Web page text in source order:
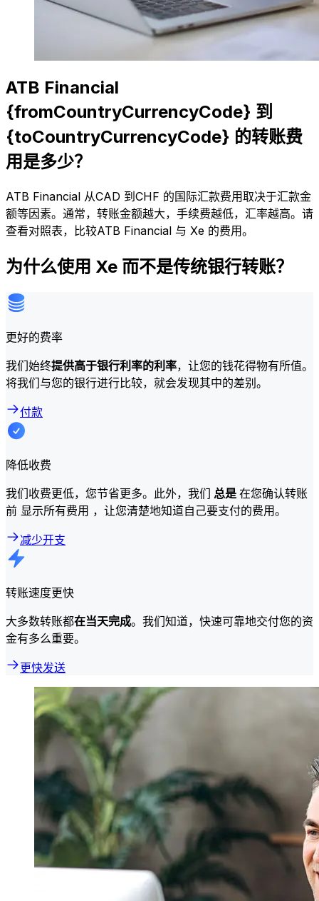
ATB Financial
{fromCountryCurrencyCode} 到
{toCountryCurrencyCode} 的转账费
用是多少？
ATB Financial 从CAD 到CHF 的国际汇款费用取决于汇款金
额等因素。通常，转账金额越大，手续费越低，汇率越高。请
查看对照表，比较ATB Financial 与 Xe 的费用。
为什么使用 Xe 而不是传统银行转账？
更好的费率
我们始终提供高于银行利率的利率，让您的钱花得物有所值。
将我们与您的银行进行比较，就会发现其中的差别。
付款
降低收费
我们收费更低，您节省更多。此外，我们 总是在您确认转账
前 显示所有费用 ，让您清楚地知道自己要支付的费用。
减少开支
转账速度更快
大多数转账都在当天完成。我们知道，快速可靠地交付您的资
金有多么重要。
更快发送